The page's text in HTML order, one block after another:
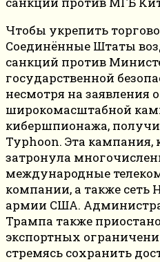
Чтобы укрепить
Соединённые Штаты
санкций против
государственной
несмотря на заявления
широкомасштабной
кибершпионажа,
Typhoon. Эта кампания,
затронула
международные
компании, а также сеть
армии США.
Трампа также
экспортных
стремясь сохранить